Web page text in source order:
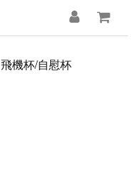
飛機杯/自慰杯